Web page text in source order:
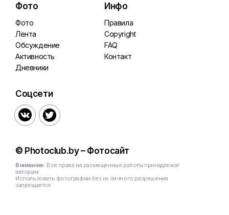
Фото
Фото
Лента
Обсуждение
Активность
Дневники
Инфо
Правила
Copyright
FAQ
Контакт
Соцсети
 
© Photoclub.by – Фотосайт
Внимание: Все права на размещенные работы принадлежат
авторам
Использовать фотографии без их личного разрешения
запрещается